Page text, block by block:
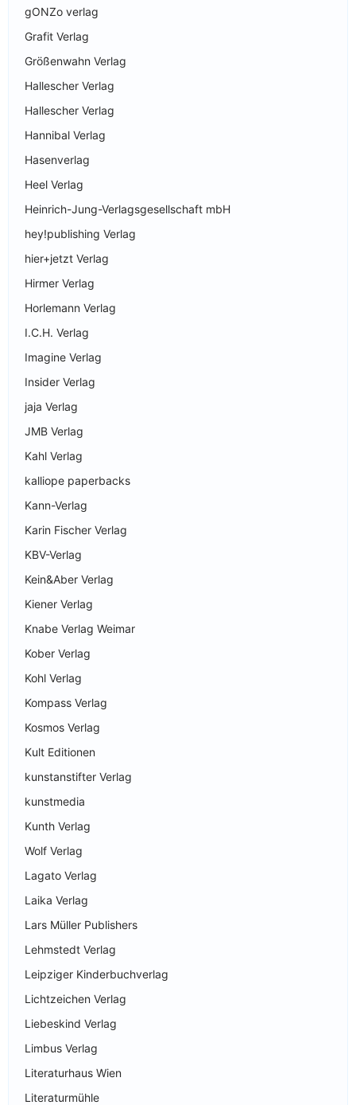
gONZo verlag
Grafit Verlag
Größenwahn Verlag
Hallescher Verlag
Hallescher Verlag
Hannibal Verlag
Hasenverlag
Heel Verlag
Heinrich-Jung-Verlagsgesellschaft mbH
hey!publishing Verlag
hier+jetzt Verlag
Hirmer Verlag
Horlemann Verlag
I.C.H. Verlag
Imagine Verlag
Insider Verlag
jaja Verlag
JMB Verlag
Kahl Verlag
kalliope paperbacks
Kann-Verlag
Karin Fischer Verlag
KBV-Verlag
Kein&Aber Verlag
Kiener Verlag
Knabe Verlag Weimar
Kober Verlag
Kohl Verlag
Kompass Verlag
Kosmos Verlag
Kult Editionen
kunstanstifter Verlag
kunstmedia
Kunth Verlag
Wolf Verlag
Lagato Verlag
Laika Verlag
Lars Müller Publishers
Lehmstedt Verlag
Leipziger Kinderbuchverlag
Lichtzeichen Verlag
Liebeskind Verlag
Limbus Verlag
Literaturhaus Wien
Literaturmühle